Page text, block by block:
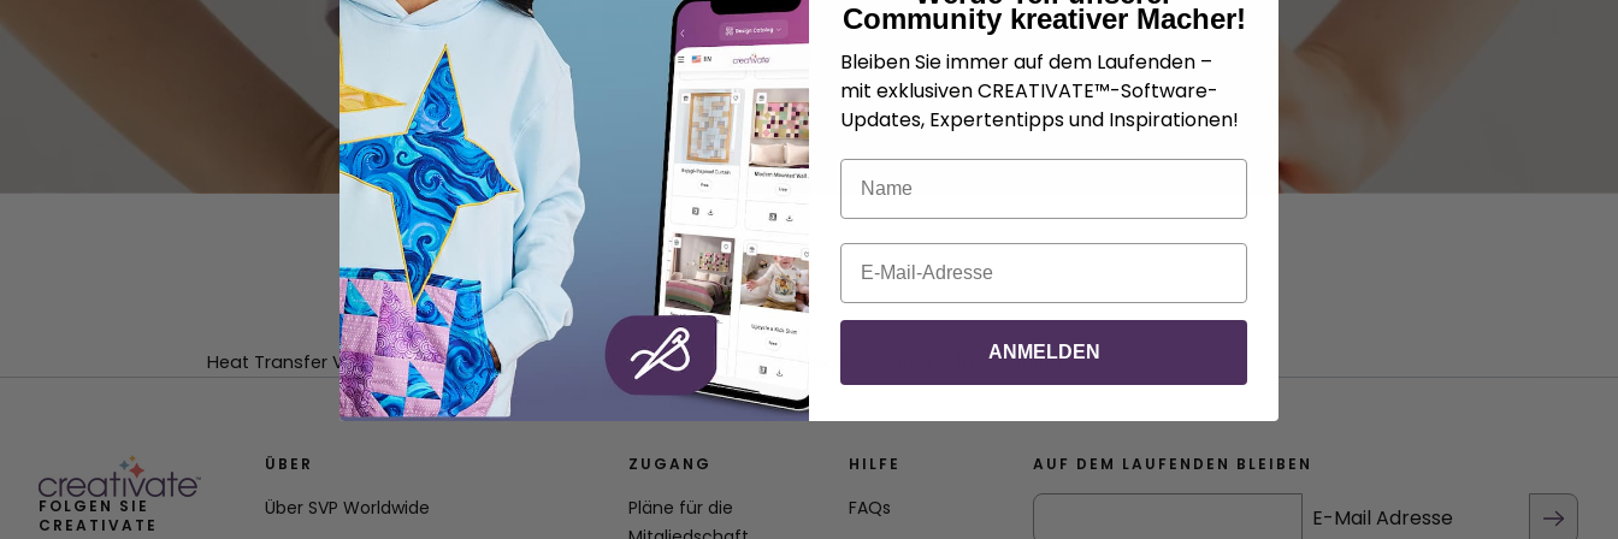
Heat Transfer Vinyl (HTV) makes it easy to customize fabric using designs created in the Crafting Software.
FOLGEN SIE
CREATIVATE
ÜBER
Über SVP Worldwide
ZUGANG
Pläne für die
HILFE
FAQs
AUF DEM LAUFENDEN BLEIBEN
E-Mail Adresse
Community kreativer Macher!
Bleiben Sie immer auf dem Laufenden –
mit exklusiven CREATIVATE™-Software-
Updates, Expertentipps und Inspirationen!
Name
E-Mail
ANMELDEN